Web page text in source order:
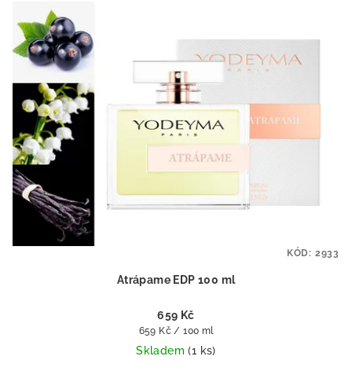
Atrápame EDP 100 ml
659 Kč
Měrná
cena:
659 Kč / 100 ml
Skladem(1 ks)
KÓD: 2933